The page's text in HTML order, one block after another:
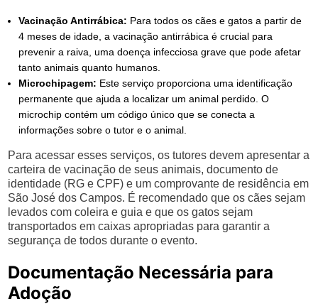
Vacinação Antirrábica: Para todos os cães e gatos a partir de
4 meses de idade, a vacinação antirrábica é crucial para
prevenir a raiva, uma doença infecciosa grave que pode afetar
tanto animais quanto humanos.
Microchipagem: Este serviço proporciona uma identificação
permanente que ajuda a localizar um animal perdido. O
microchip contém um código único que se conecta a
informações sobre o tutor e o animal.
Para acessar esses serviços, os tutores devem apresentar a
carteira de vacinação de seus animais, documento de
identidade (RG e CPF) e um comprovante de residência em
São José dos Campos. É recomendado que os cães sejam
levados com coleira e guia e que os gatos sejam
transportados em caixas apropriadas para garantir a
segurança de todos durante o evento.
Documentação Necessária para
Adoção